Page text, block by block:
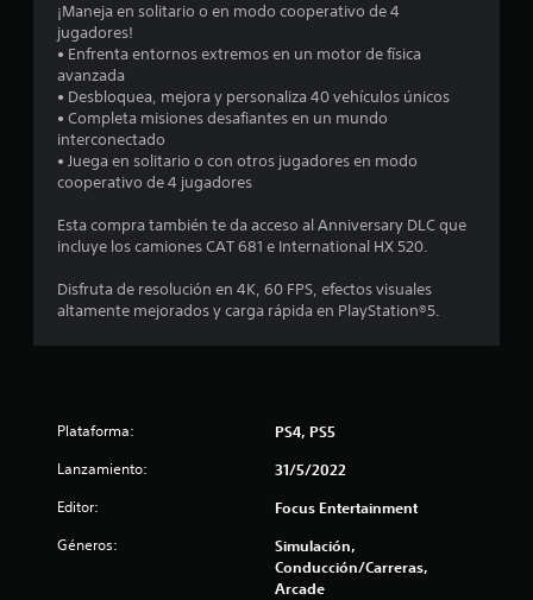
.
e
t
¡Maneja en solitario o en modo cooperativo de 4
jugadores!
• Enfrenta entornos extremos en un motor de física
avanzada
• Desbloquea, mejora y personaliza 40 vehículos únicos
• Completa misiones desafiantes en un mundo
interconectado
• Juega en solitario o con otros jugadores en modo
cooperativo de 4 jugadores
Esta compra también te da acceso al Anniversary DLC que
incluye los camiones CAT 681 e International HX 520.
Disfruta de resolución en 4K, 60 FPS, efectos visuales
altamente mejorados y carga rápida en PlayStation®5.
Plataforma: PS4, PS5
Lanzamiento: 31/5/2022
Editor: Focus Entertainment
Géneros:
Simulación,
Conducción/Carreras,
Arcade